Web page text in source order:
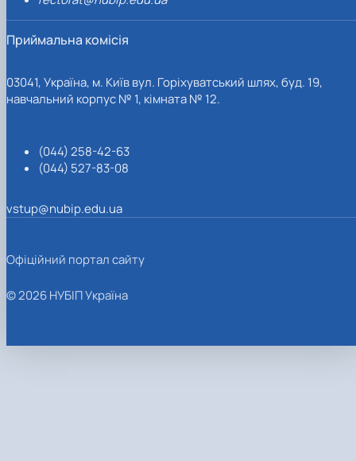
Приймальна комісія
03041, Україна, м. Київ вул. Горіхуватський шлях, буд. 19,
навчальний корпус № 1, кімната № 12.
(044) 258-42-63
(044) 527-83-08
vstup@nubip.edu.ua
Офіційний портал сайту
© 2026 НУБІП Україна